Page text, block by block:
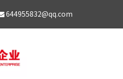
644955832@qq.com